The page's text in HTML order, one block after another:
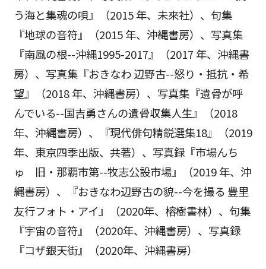
う海と集魂の唄』（2015 年、未來社）、句集
『地球の音符』（2015 年、沖縄書房）、写真集
『南風の根--沖縄1995-2017』（2017 年、沖縄書
房）、写真集『おきなわ 辺野古--怒り・抵抗・希
望』（2018 年、沖縄書房）、写真集『遺骨が呼
んでいる--国吉勇さんの遺骨収集人生』（2018
年、沖縄書房）、『現代俳句精鋭選集18』（2019
年、東京四季出版、共著）、写真録『市場んち
ゅ 旧・那覇市第--牧志公設市場』（2019 年、沖
縄書房）、『おきなわ辺野古の貌--今を撮る 豊里
友行フォト・アイ』（2020年、榕樹書林）、句集
『宇宙の音符』（2020年、沖縄書房）、写真録
『コザ銀天街』（2020年、沖縄書房）